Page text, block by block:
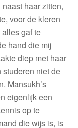
haar zitten,
voor de kleren
alles gaf te
hand die mij
diep met haar
studeren niet de
Mansukh’s
eigenlijk een
op te
die wijs is, is